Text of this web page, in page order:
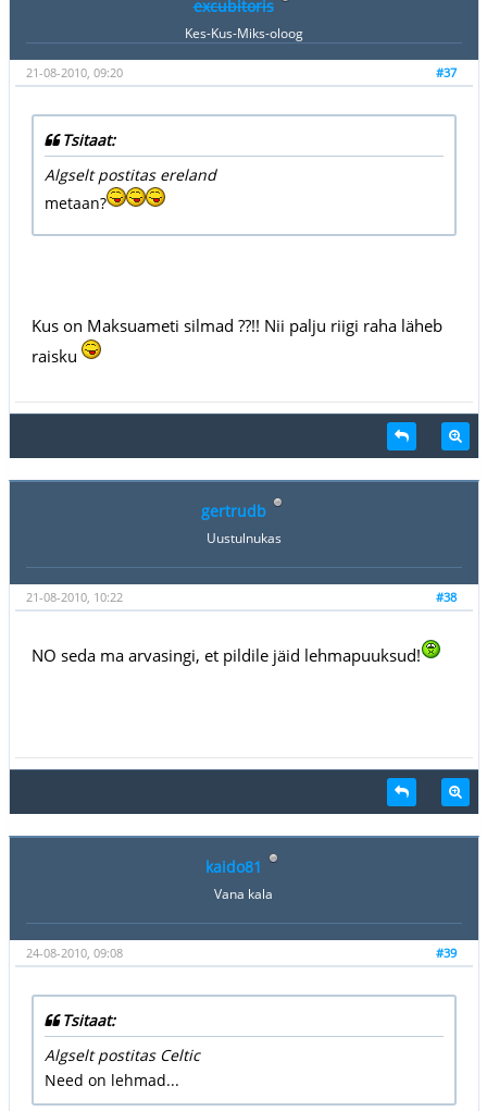
excubitoris
Kes-Kus-Miks-oloog
#37
21-08-2010, 09:20
Tsitaat:
Algselt postitas ereland
metaan?
Kus on Maksuameti silmad ??!! Nii palju riigi raha läheb
raisku
gertrudb
Uustulnukas
#38
21-08-2010, 10:22
NO seda ma arvasingi, et pildile jäid lehmapuuksud!
kaido81
Vana kala
#39
24-08-2010, 09:08
Tsitaat:
Algselt postitas Celtic
Need on lehmad...